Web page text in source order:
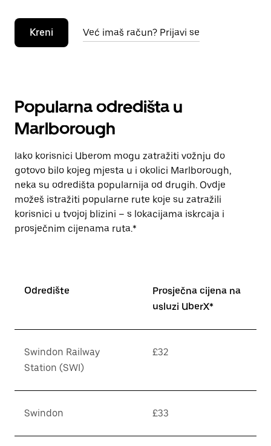
Kreni Već imaš račun? Prijavi se
Popularna odredišta u
Marlborough
Iako korisnici Uberom mogu zatražiti vožnju do
gotovo bilo kojeg mjesta u i okolici Marlborough,
neka su odredišta popularnija od drugih. Ovdje
možeš istražiti popularne rute koje su zatražili
korisnici u tvojoj blizini – s lokacijama iskrcaja i
prosječnim cijenama ruta.*
Odredište
Prosječna cijena na
usluzi UberX*
Swindon Railway
Station (SWI)
£32
Swindon £33